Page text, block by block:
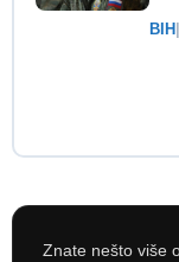
BIH
Znate nešto više